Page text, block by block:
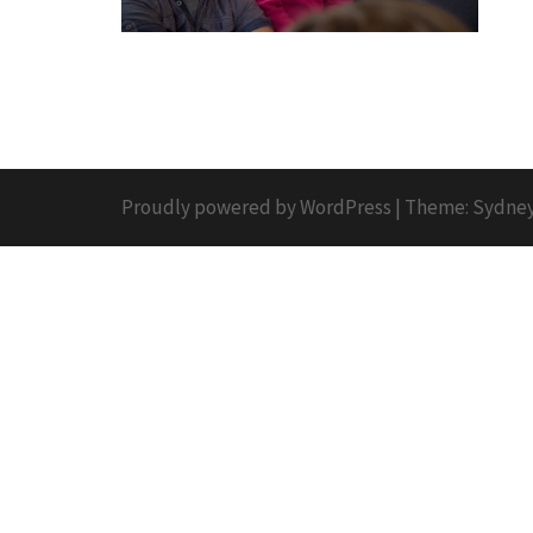
Proudly powered by WordPress | Theme: